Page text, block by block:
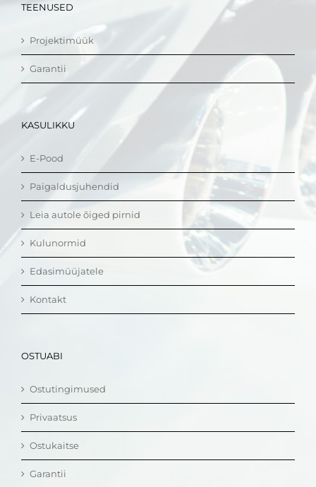
TEENUSED
Projektimüük
Garantii
KASULIKKU
E-Pood
Paigaldusjuhendid
Leia autole õiged pirnid
Kulunormid
Edasimüüjatele
Kontakt
OSTUABI
Ostutingimused
Privaatsus
Ostukaitse
Garantii